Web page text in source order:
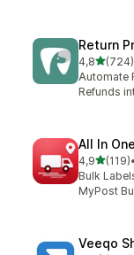
Return
4,8av 5(724)
Totalt 724
Automate
Refunds
All In
4,9av 5(119)
Totalt 119 •
Bulk
MyPost
Veeqo